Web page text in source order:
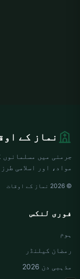
نماز کے
جرمنی میں
مواد، اور اسلامی
© 2026 نماز کے اوقات
فوری لنکس
ہوم
رمضان کیلنڈر
مذہبی دن 2026